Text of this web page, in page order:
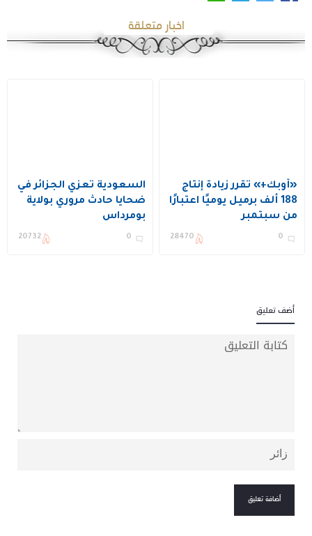
اخبار متعلقة
«أوبك+» تقرر زيادة إنتاج
188 ألف برميل يوميًا اعتبارًا
من سبتمبر
0
28470
السعودية تعزي الجزائر في
ضحايا حادث مروري بولاية
بومرداس
0
20732
أضف تعليق